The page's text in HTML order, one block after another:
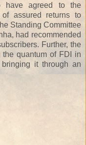
have agreed to the
of assured returns to
Standing Committee
had recommended
Further, the
the quantum of FDI in
it through an